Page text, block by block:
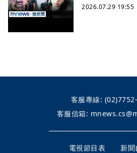
2026.07.29 19:55
客服專線:
客服信箱:
電視節目表 新